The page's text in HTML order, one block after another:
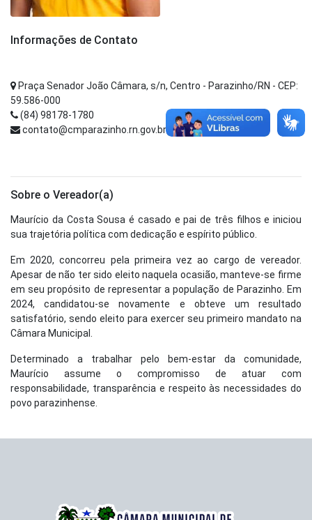
Informações de Contato
Praça Senador João Câmara, s/n, Centro - Parazinho/RN - CEP:
59.586-000
(84) 98178-1780
contato@cmparazinho.rn.gov.br
Sobre o Vereador(a)
Maurício da Costa Sousa é casado e pai de três filhos e iniciou
sua trajetória política com dedicação e espírito público.
Em 2020, concorreu pela primeira vez ao cargo de vereador.
Apesar de não ter sido eleito naquela ocasião, manteve-se firme
em seu propósito de representar a população de Parazinho. Em
2024, candidatou-se novamente e obteve um resultado
satisfatório, sendo eleito para exercer seu primeiro mandato na
Câmara Municipal.
Determinado a trabalhar pelo bem-estar da comunidade,
Maurício assume o compromisso de atuar com
responsabilidade, transparência e respeito às necessidades do
povo parazinhense.